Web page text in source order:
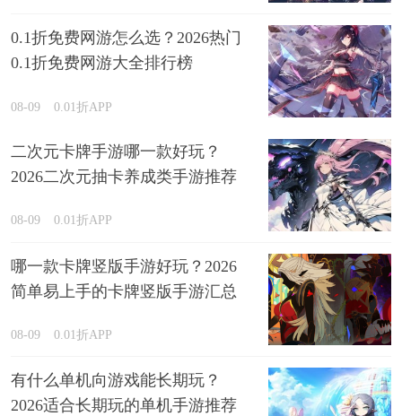
0.1折免费网游怎么选？2026热门
0.1折免费网游大全排行榜
08-09 0.01折APP
二次元卡牌手游哪一款好玩？
2026二次元抽卡养成类手游推荐
08-09 0.01折APP
哪一款卡牌竖版手游好玩？2026
简单易上手的卡牌竖版手游汇总
08-09 0.01折APP
有什么单机向游戏能长期玩？
2026适合长期玩的单机手游推荐